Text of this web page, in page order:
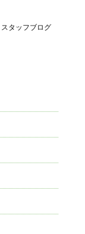
スタッフブログ